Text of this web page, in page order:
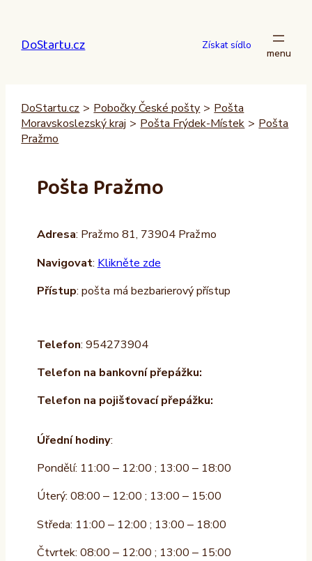
obsah
DoStartu.cz Získat sídlo
DoStartu.cz > Pobočky České pošty > Pošta
Moravskoslezský kraj > Pošta Frýdek-Místek > Pošta
Pražmo
Pošta Pražmo
Adresa: Pražmo 81, 73904 Pražmo
Navigovat: Klikněte zde
Přístup: pošta má bezbarierový přístup
Telefon: 954273904
Telefon na bankovní přepážku:
Telefon na pojišťovací přepážku:
Úřední hodiny:
Pondělí: 11:00 – 12:00 ; 13:00 – 18:00
Úterý: 08:00 – 12:00 ; 13:00 – 15:00
Středa: 11:00 – 12:00 ; 13:00 – 18:00
Čtvrtek: 08:00 – 12:00 ; 13:00 – 15:00